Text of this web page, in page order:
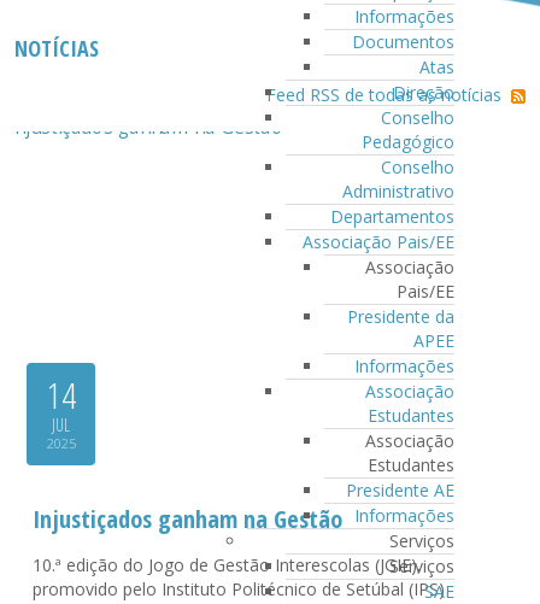
Informações
Documentos
Atas
Direção
Conselho
Pedagógico
Conselho
Administrativo
Departamentos
Associação Pais/EE
Associação
Pais/EE
Presidente da
APEE
Informações
Associação
Estudantes
Associação
Estudantes
Presidente AE
Informações
Serviços
Serviços
SAE
NOTÍCIAS
Feed RSS de todas as notícias
14
JUL
2025
Injustiçados ganham na Gestão
10.ª edição do Jogo de Gestão Interescolas (JGIE),
promovido pelo Instituto Politécnico de Setúbal (IPS)